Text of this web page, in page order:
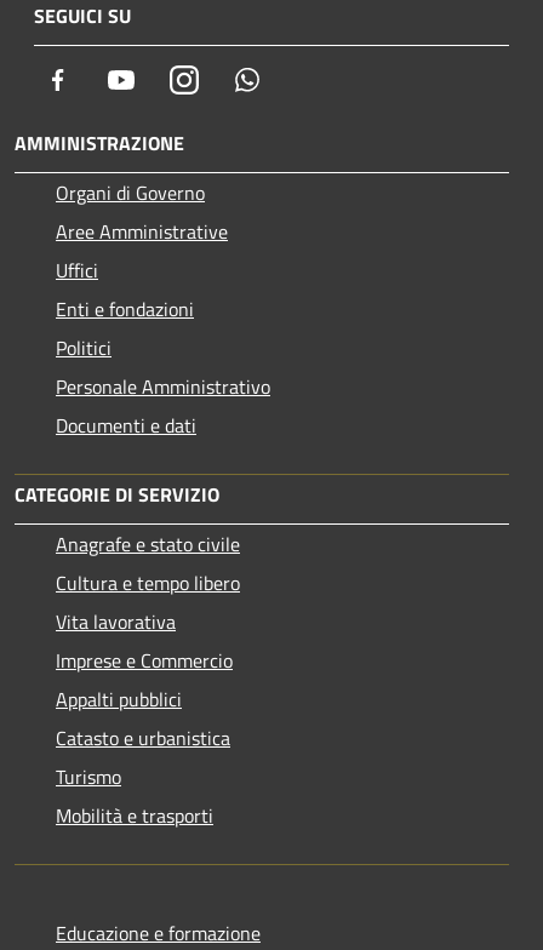
SEGUICI SU
Facebook YoutubeInstagram
AMMINISTRAZIONE
Organi di Governo
Aree Amministrative
Uffici
Enti e fondazioni
Politici
Personale Amministrativo
Documenti e dati
CATEGORIE DI SERVIZIO
Anagrafe e stato civile
Cultura e tempo libero
Vita lavorativa
Imprese e Commercio
Appalti pubblici
Catasto e urbanistica
Turismo
Mobilità e trasporti
Educazione e formazione